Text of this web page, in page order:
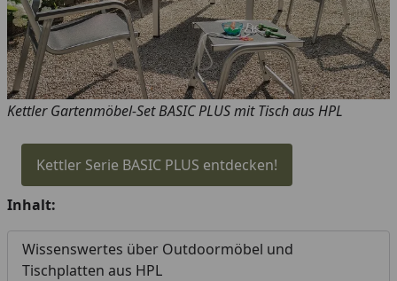
Kettler Gartenmöbel-Set BASIC PLUS mit Tisch aus HPL
Kettler Serie BASIC PLUS entdecken!
Inhalt:
Wissenswertes über Outdoormöbel und
Tischplatten aus HPL